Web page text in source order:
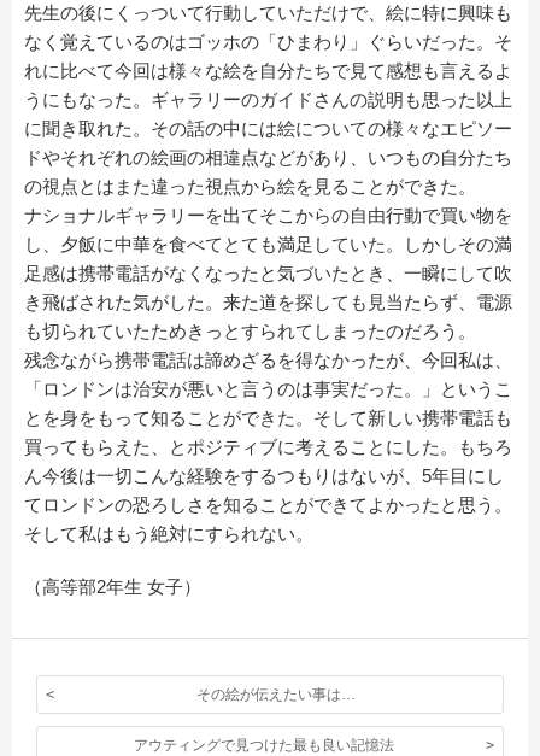
先生の後にくっついて行動していただけで、絵に特に興味も
なく覚えているのはゴッホの「ひまわり」ぐらいだった。そ
れに比べて今回は様々な絵を自分たちで見て感想も言えるよ
うにもなった。ギャラリーのガイドさんの説明も思った以上
に聞き取れた。その話の中には絵についての様々なエピソー
ドやそれぞれの絵画の相違点などがあり、いつもの自分たち
の視点とはまた違った視点から絵を見ることができた。
ナショナルギャラリーを出てそこからの自由行動で買い物を
し、夕飯に中華を食べてとても満足していた。しかしその満
足感は携帯電話がなくなったと気づいたとき、一瞬にして吹
き飛ばされた気がした。来た道を探しても見当たらず、電源
も切られていたためきっとすられてしまったのだろう。
残念ながら携帯電話は諦めざるを得なかったが、今回私は、
「ロンドンは治安が悪いと言うのは事実だった。」というこ
とを身をもって知ることができた。そして新しい携帯電話も
買ってもらえた、とポジティブに考えることにした。もちろ
ん今後は一切こんな経験をするつもりはないが、5年目にし
てロンドンの恐ろしさを知ることができてよかったと思う。
そして私はもう絶対にすられない。
（高等部2年生 女子）
その絵が伝えたい事は…
アウティングで見つけた最も良い記憶法